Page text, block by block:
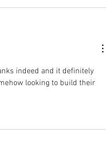
indeed and it definitely
looking to build their